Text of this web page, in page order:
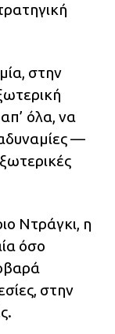
στην
όλα, να
—
Ντράγκι, η
όσο
στην